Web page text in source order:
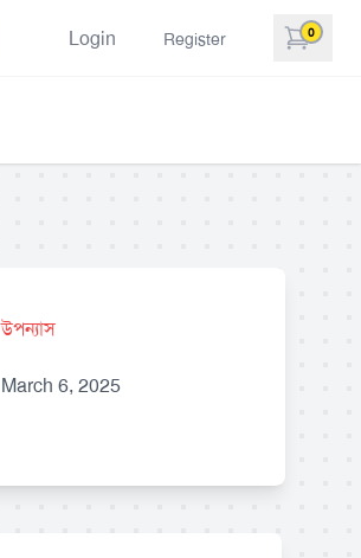
Login Register 0
items in
উপন্যাস
March 6, 2025